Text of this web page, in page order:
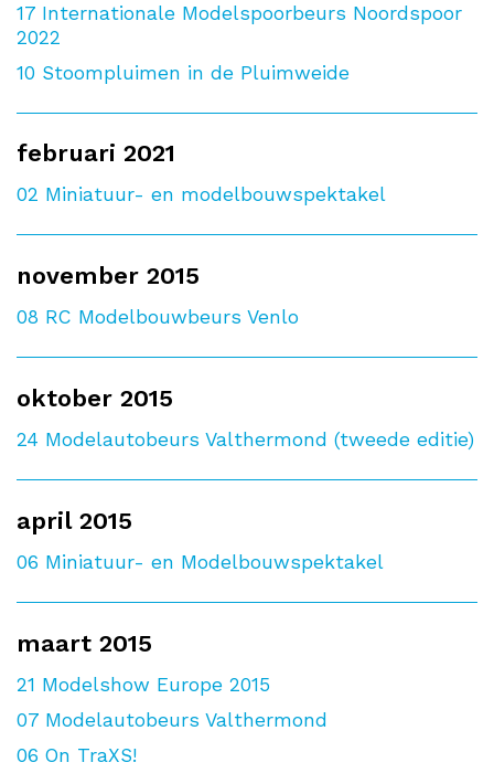
17 Internationale Modelspoorbeurs Noordspoor
2022
10 Stoompluimen in de Pluimweide
februari 2021
02 Miniatuur- en modelbouwspektakel
november 2015
08 RC Modelbouwbeurs Venlo
oktober 2015
24 Modelautobeurs Valthermond (tweede editie)
april 2015
06 Miniatuur- en Modelbouwspektakel
maart 2015
21 Modelshow Europe 2015
07 Modelautobeurs Valthermond
06 On TraXS!